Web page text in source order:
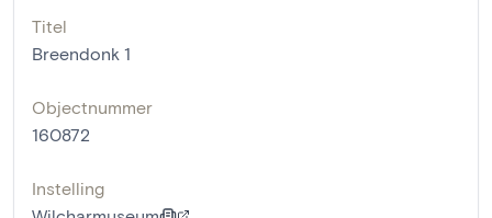
Titel
Breendonk 1
Objectnummer
160872
Instelling